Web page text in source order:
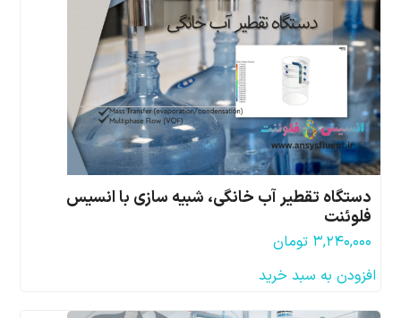
دستگاه تقطیر آب خانگی، شبیه سازی با انسیس
فلوئنت
۳,۲۴۰,۰۰۰ تومان
افزودن به سبد خرید